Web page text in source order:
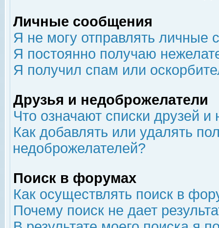
Личные сообщения
Я не могу отправлять личные
Я постоянно получаю
Я получил спам или
Друзья и недоброжелатели
Что означают списки друзей
Как добавлять или удалять
недоброжелателей?
Поиск в форумах
Как осуществлять поиск в
Почему поиск не дает